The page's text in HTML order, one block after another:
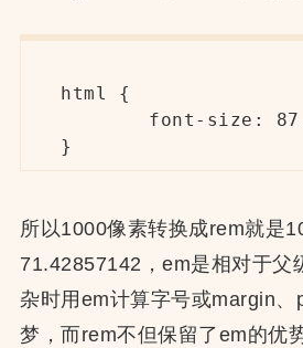
html {
}
所以1000像素转换成rem就是
71.42857142，em是相对于父
杂时用em计算字号或margin
梦，而rem不但保留了em的优